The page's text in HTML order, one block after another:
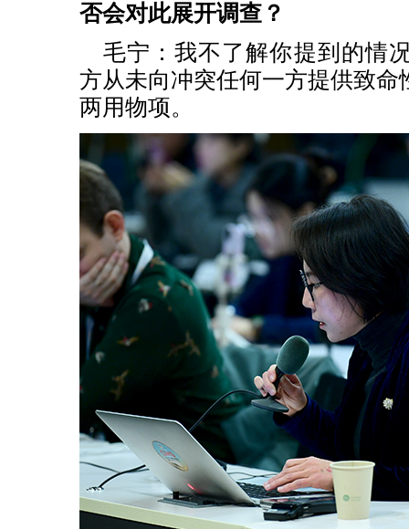
否会对此展开调查？
毛宁：我不了解你提到的情
方从未向冲突任何一方提供致命
两用物项。